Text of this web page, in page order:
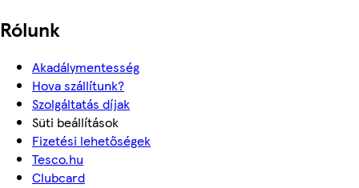
Rólunk
Akadálymentesség
Hova szállítunk?
Szolgáltatás díjak
Süti beállítások
Fizetési lehetőségek
Tesco.hu
Clubcard